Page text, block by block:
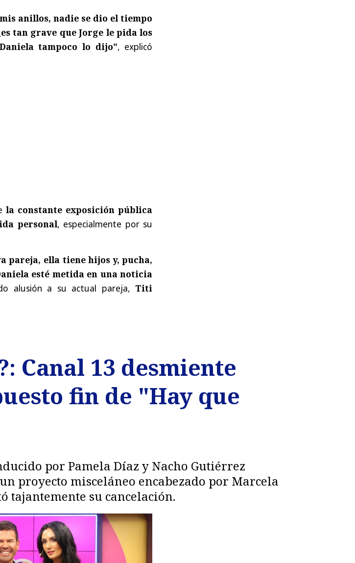
anillos, nadie se dio el tiempo
tan grave que Jorge le pida los
tampoco lo dijo", explicó
la constante exposición pública
personal, especialmente por su
pareja, ella tiene hijos y, pucha,
esté metida en una noticia
alusión a su actual pareja, Titi
Canal 13 desmiente
fin de "Hay que
por Pamela Díaz y Nacho Gutiérrez
proyecto misceláneo encabezado por Marcela
tajantemente su cancelación.